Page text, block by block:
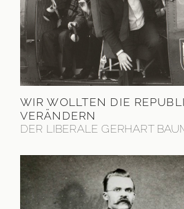
WIR WOLLTEN DIE
VERÄNDERN
DER LIBERALE GERHART